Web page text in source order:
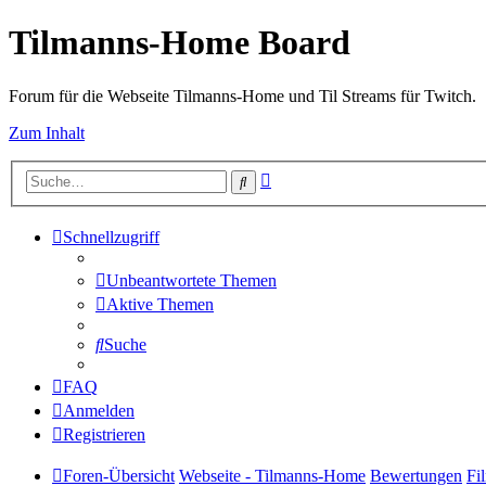
Tilmanns-Home Board
Forum für die Webseite Tilmanns-Home und Til Streams für Twitch.
Zum Inhalt
Suche
Schnellzugriff
Unbeantwortete Themen
Aktive Themen
Suche
FAQ
Anmelden
Registrieren
Foren-Übersicht Webseite - Tilmanns-Home Bewertungen